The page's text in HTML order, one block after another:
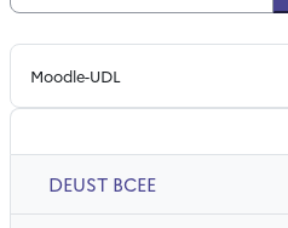
Moodle-UDL
DEUST BCEE